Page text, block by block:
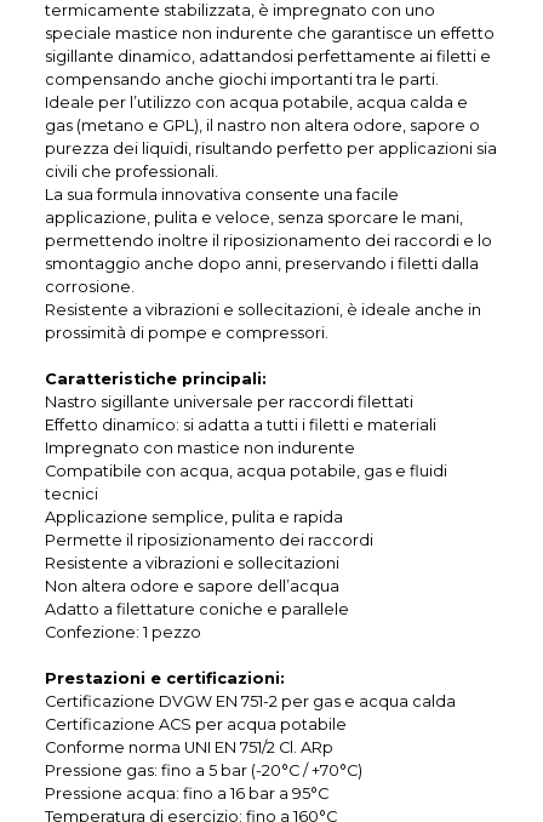
termicamente stabilizzata, è impregnato con uno
speciale mastice non indurente che garantisce un effetto
sigillante dinamico, adattandosi perfettamente ai filetti e
compensando anche giochi importanti tra le parti.
Ideale per l’utilizzo con acqua potabile, acqua calda e
gas (metano e GPL), il nastro non altera odore, sapore o
purezza dei liquidi, risultando perfetto per applicazioni sia
civili che professionali.
La sua formula innovativa consente una facile
applicazione, pulita e veloce, senza sporcare le mani,
permettendo inoltre il riposizionamento dei raccordi e lo
smontaggio anche dopo anni, preservando i filetti dalla
corrosione.
Resistente a vibrazioni e sollecitazioni, è ideale anche in
prossimità di pompe e compressori.
Caratteristiche principali:
Nastro sigillante universale per raccordi filettati
Effetto dinamico: si adatta a tutti i filetti e materiali
Impregnato con mastice non indurente
Compatibile con acqua, acqua potabile, gas e fluidi
tecnici
Applicazione semplice, pulita e rapida
Permette il riposizionamento dei raccordi
Resistente a vibrazioni e sollecitazioni
Non altera odore e sapore dell’acqua
Adatto a filettature coniche e parallele
Confezione: 1 pezzo
Prestazioni e certificazioni:
Certificazione DVGW EN 751-2 per gas e acqua calda
Certificazione ACS per acqua potabile
Conforme norma UNI EN 751/2 Cl. ARp
Pressione gas: fino a 5 bar (-20°C / +70°C)
Pressione acqua: fino a 16 bar a 95°C
Temperatura di esercizio: fino a 160°C